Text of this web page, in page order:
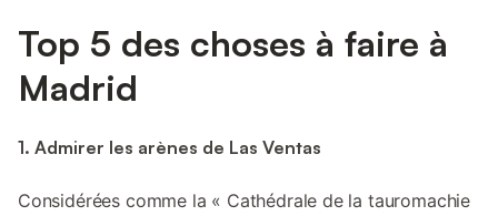
Top 5 des choses à faire à
Madrid
1. Admirer les arènes de Las Ventas
Considérées comme la « Cathédrale de la tauromachie